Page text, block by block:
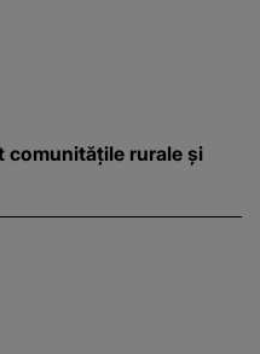
comunitățile rurale și